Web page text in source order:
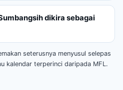
dikira sebagai
seterusnya menyusul selepas
kalendar terperinci daripada MFL.